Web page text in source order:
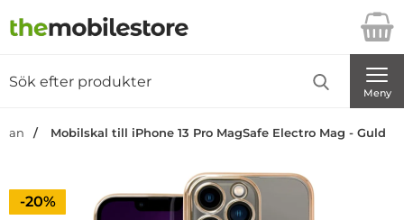
Startsidan för Danira Telecom AB
Meny
Mobilskal till iPhone 13 Pro MagSafe Electro Mag - Guld
Priset är nedsatt med
-20%